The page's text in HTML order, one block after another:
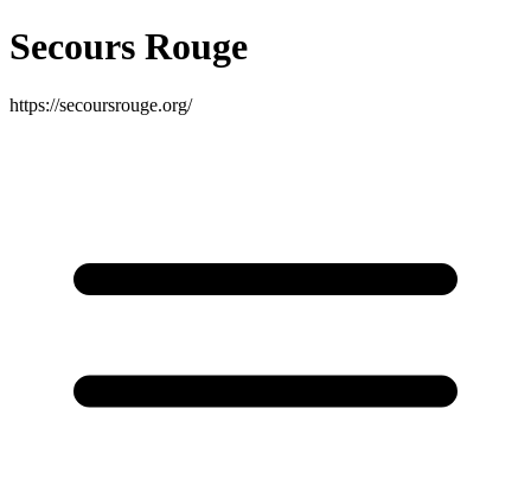
Secours Rouge
https://secoursrouge.org/